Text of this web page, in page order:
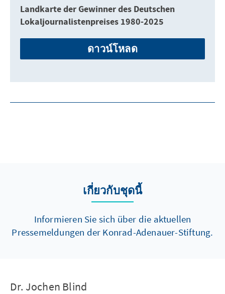
Landkarte der Gewinner des Deutschen
Lokaljournalistenpreises 1980-2025
ดาวน์โหลด
เกี่ยวกับชุดนี้
Informieren Sie sich über die aktuellen
Pressemeldungen der Konrad-Adenauer-Stiftung.
Dr. Jochen Blind